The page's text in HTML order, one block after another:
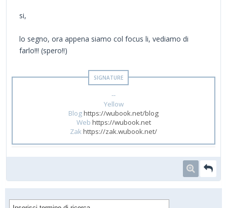
si,
lo segno, ora appena siamo col focus li, vediamo di
farlo!!! (spero!!)
--
Yellow
Bloghttps://wubook.net/blog
Web https://wubook.net
Zakhttps://zak.wubook.net/